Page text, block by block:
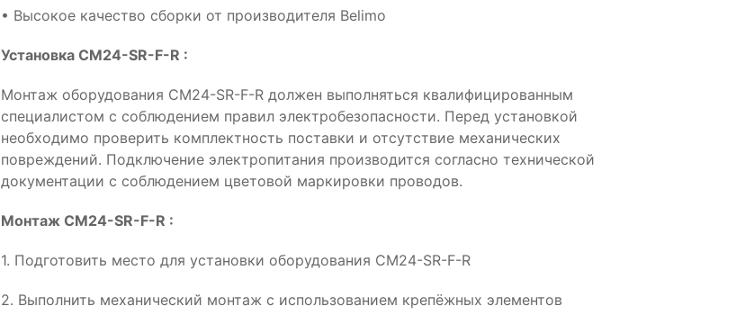
• Высокое качество сборки от производителя Belimo
Установка CM24-SR-F-R :
Монтаж оборудования CM24-SR-F-R должен выполняться квалифицированным
специалистом с соблюдением правил электробезопасности. Перед установкой
необходимо проверить комплектность поставки и отсутствие механических
повреждений. Подключение электропитания производится согласно технической
документации с соблюдением цветовой маркировки проводов.
Монтаж CM24-SR-F-R :
1. Подготовить место для установки оборудования CM24-SR-F-R
2. Выполнить механический монтаж с использованием крепёжных элементов